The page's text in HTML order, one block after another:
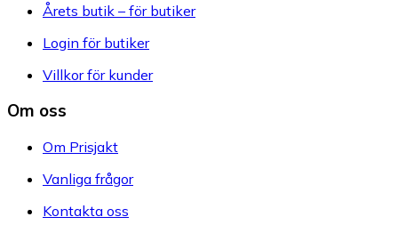
Årets butik – för butiker
Login för butiker
Villkor för kunder
Om oss
Om Prisjakt
Vanliga frågor
Kontakta oss